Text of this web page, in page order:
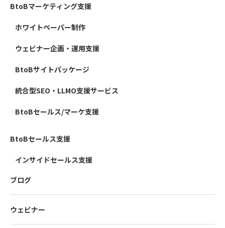
BtoBマーケティング支援
ホワイトペーパー制作
ウェビナー企画・運用支援
BtoBサイトパッケージ
統合型SEO・LLMO支援サービス
BtoBセールス/マーケ支援
BtoBセールス支援
インサイドセールス支援
ブログ
ウェビナー